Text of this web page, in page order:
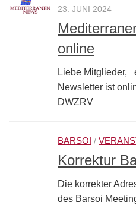
23. JUNI 2024
online
Liebe Mitglieder,
Newsletter ist
DWZRV
BARSOI /
Korrektur
Die korrekter
des Barsoi